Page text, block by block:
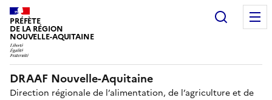
PRÉFÈTE
DE LA RÉGION
NOUVELLE-AQUITAINE
DRAAF Nouvelle-Aquitaine
Direction régionale de l’alimentation, de l’agriculture et de